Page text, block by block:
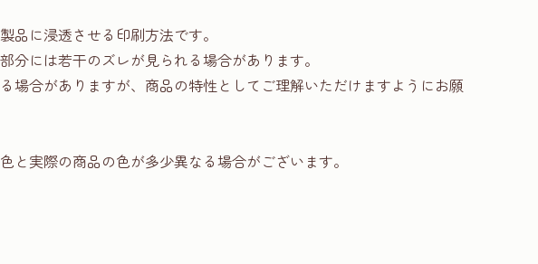
品に浸透させる印刷方法です。
には若干のズレが見られる場合があります。
場合がありますが、商品の特性としてご理解いただけますようにお願
実際の商品の色が多少異なる場合がございます。